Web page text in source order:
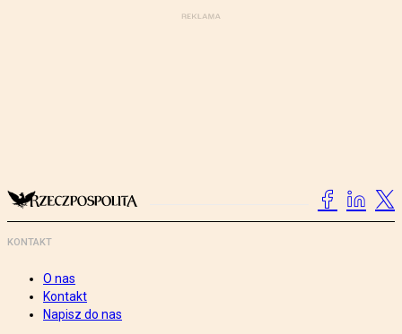
KONTAKT
O nas
Kontakt
Napisz do nas